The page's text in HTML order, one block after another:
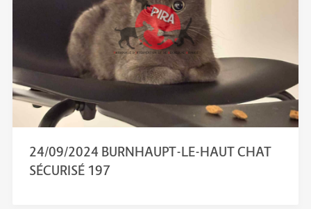
24/09/2024 BURNHAUPT-LE-HAUT CHAT
SÉCURISÉ 197